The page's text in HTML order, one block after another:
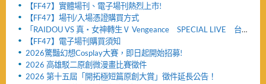
網頁公開及女性粉絲看台區設置公告！！
【FF47】實體場刊、電子場刊熱烈上市!
【FF47】場刊/入場憑證購買方式
「RAIDOU VS 真・女神轉生Ⅴ Vengeance SPECIAL LIVE 台
北公演」活動取消及退票服務相關公告
【FF47】電子場刊購買須知
2026驚豔幻想Cosplay大賽，即日起開始招募!
2026 高雄駁二原創微漫畫比賽徵件
2026 第十五屆「開拓極短篇原創大賞」徵件延長公告！